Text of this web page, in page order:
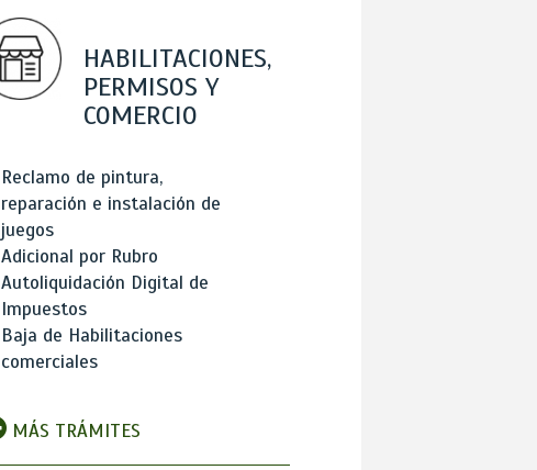
HABILITACIONES,
PERMISOS Y
COMERCIO
Reclamo de pintura,
reparación e instalación de
juegos
Adicional por Rubro
Autoliquidación Digital de
Impuestos
Baja de Habilitaciones
comerciales
MÁS TRÁMITES